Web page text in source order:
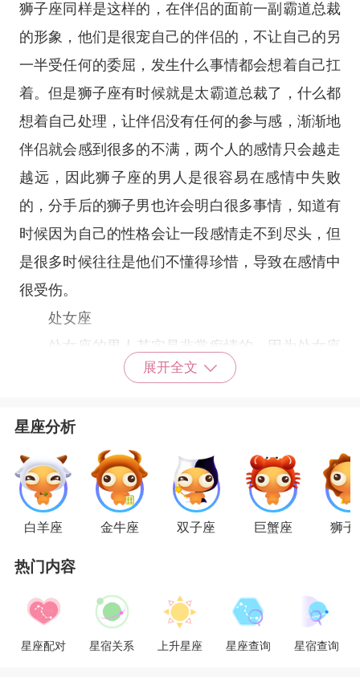
狮子座同样是这样的，在伴侣的面前一副霸道总裁
的形象，他们是很宠自己的伴侣的，不让自己的另
一半受任何的委屈，发生什么事情都会想着自己扛
着。但是狮子座有时候就是太霸道总裁了，什么都
想着自己处理，让伴侣没有任何的参与感，渐渐地
伴侣就会感到很多的不满，两个人的感情只会越走
越远，因此狮子座的男人是很容易在感情中失败
的，分手后的狮子男也许会明白很多事情，知道有
时候因为自己的性格会让一段感情走不到尽头，但
是很多时候往往是他们不懂得珍惜，导致在感情中
很受伤。
处女座
处女座
的男人其实是非常痴情的，因为处女座
的人在感情中总是很害怕失去，所以在一段感情中
待自己的另一半，但是越小心翼翼的对待自己的感
情，却让自己的恋人离的更远，他们的感情就是这
么失败的。所以处女座男人每一段感情都很质疑自
己，有时候越珍惜越小心翼翼，还是没有办法走的
的信任，也许就不会一直过不了情劫，可以好好的
等待那份属于自己的感情。
天蝎座
天蝎座的男人是把感情看得非常重要的，天蝎
展开全文
星座分析
白羊座 金牛座 双子座 巨蟹座 狮子
热门内容
星座配对 星宿关系 上升星座 星座查询 星宿查询